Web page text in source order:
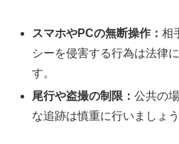
スマホやPCの無断操作：相
シーを侵害する行為は法律
す。
尾行や盗撮の制限：公共の
な追跡は慎重に行いましょう